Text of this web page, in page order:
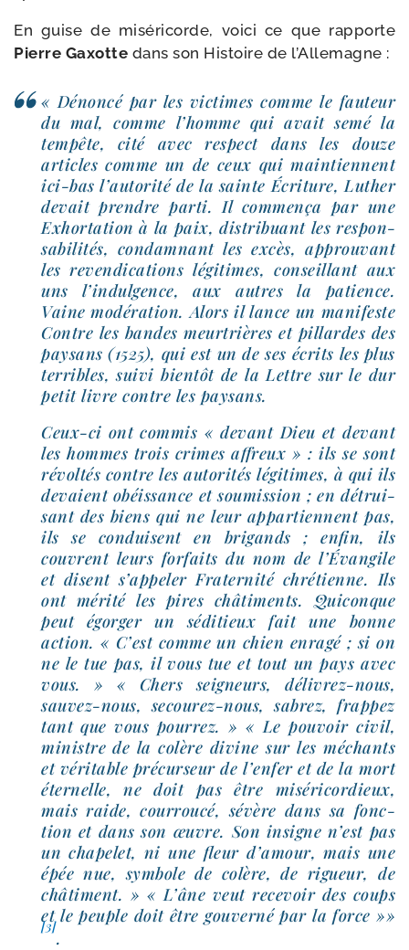
En guise de misé­ri­corde, voi­ci ce que rap­porte
Pierre Gaxotte dans son Histoire de l’Allemagne :
« Dénoncé par les vic­times comme le fau­teur
du mal, comme l’homme qui avait semé la
tem­pête, cité avec res­pect dans les douze
articles comme un de ceux qui main­tiennent
ici-​bas l’autorité de la sainte Écriture, Luther
devait prendre par­ti. Il com­men­ça par une
Exhortation à la paix, dis­tri­buant les res­pon­
sa­bi­li­tés, condam­nant les excès, approu­vant
les reven­di­ca­tions légi­times, conseillant aux
uns l’indulgence, aux autres la patience.
Vaine modé­ra­tion. Alors il lance un mani­feste
Contre les bandes meur­trières et pillardes des
pay­sans (1525), qui est un de ses écrits les plus
ter­ribles, sui­vi bien­tôt de la Lettre sur le dur
petit livre contre les paysans.
Ceux-​ci ont com­mis « devant Dieu et devant
les hommes trois crimes affreux » : ils se sont
révol­tés contre les auto­ri­tés légi­times, à qui ils
devaient obéis­sance et sou­mis­sion ; en détrui­
sant des biens qui ne leur appar­tiennent pas,
ils se conduisent en bri­gands ; enfin, ils
couvrent leurs for­faits du nom de l’Évangile
et disent s’appeler Fraternité chré­tienne. Ils
ont méri­té les pires châ­ti­ments. Quiconque
peut égor­ger un sédi­tieux fait une bonne
action. « C’est comme un chien enra­gé ; si on
ne le tue pas, il vous tue et tout un pays avec
vous. » « Chers sei­gneurs, délivrez-​nous,
sauvez-​nous, secourez-​nous, sabrez, frap­pez
tant que vous pour­rez. » « Le pou­voir civil,
ministre de la colère divine sur les méchants
et véri­table pré­cur­seur de l’enfer et de la mort
éter­nelle, ne doit pas être misé­ri­cor­dieux,
mais raide, cour­rou­cé, sévère dans sa fonc­
tion et dans son œuvre. Son insigne n’est pas
un cha­pe­let, ni une fleur d’amour, mais une
épée nue, sym­bole de colère, de rigueur, de
châ­ti­ment. » « L’âne veut rece­voir des coups
et le peuple doit être gou­ver­né par la force »»
[3]
.